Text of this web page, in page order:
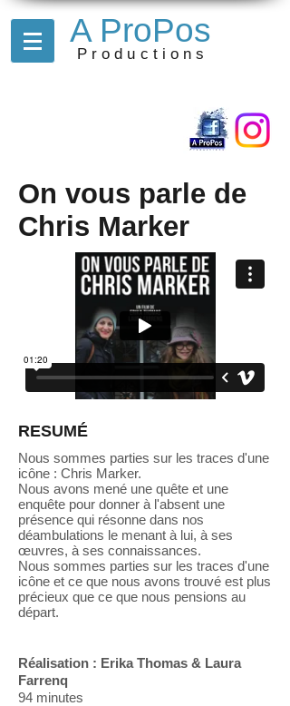
A ProPos
Productions
On vous parle de
Chris Marker
RESUMÉ
Nous sommes parties sur les traces d'une
icône : Chris Marker.
Nous avons mené une quête et une
enquête pour donner à l'absent une
présence qui résonne dans nos
déambulations le menant à lui, à ses
œuvres, à ses connaissances.
Nous sommes parties sur les traces d'une
icône et ce que nous avons trouvé est plus
précieux que ce que nous pensions au
départ.
Réalisation : Erika Thomas & Laura
Farrenq
94 minutes